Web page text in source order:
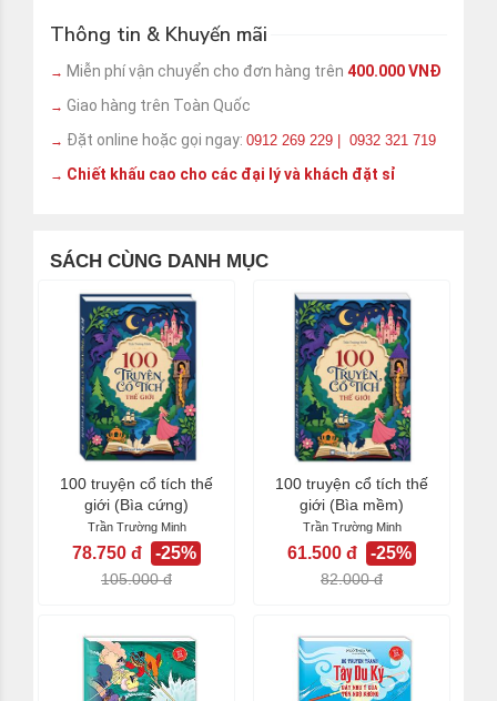
Thông tin & Khuyến mãi
→ Miễn phí vận chuyển cho đơn hàng trên 400.000 VNĐ
→ Giao hàng trên Toàn Quốc
→ Đặt online hoặc gọi ngay: 0912 269 229 | 0932 321 719
→ Chiết khấu cao cho các đại lý và khách đặt sỉ
SÁCH CÙNG DANH MỤC
100 truyện cổ tích thế
giới (Bìa cứng)
Trần Trường Minh
78.750 đ -25%
105.000 đ
100 truyện cổ tích thế
giới (Bìa mềm)
Trần Trường Minh
61.500 đ -25%
82.000 đ